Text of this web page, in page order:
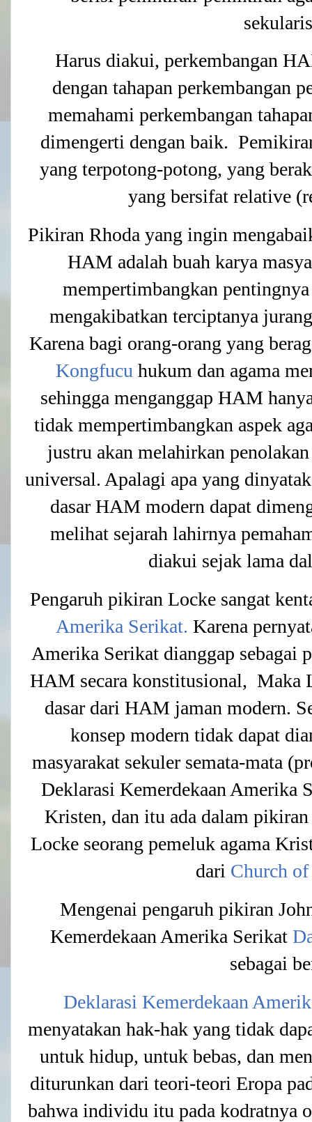
Harus diakui, perkembangan
dengan tahapan perkembangan
memahami perkembangan
dimengerti dengan baik.
yang terpotong-potong, yang
yang bersifat relative
Pikiran Rhoda yang ingin
HAM adalah buah karya
mempertimbangkan
mengakibatkan terciptanya
Karena bagi orang-orang yang
Kongfucuhukum dan agama
sehingga menganggap HAM
tidak mempertimbangkan aspek
justru akan melahirkan
universal. Apalagi apa yang
dasar HAM modern dapat
melihat sejarah lahirnya
diakui sejak lama
Pengaruh pikiran Locke sangat
Amerika Serikat. Karena
Amerika Serikat dianggap sebagai
HAM secara konstitusional, Maka
dasar dari HAM jaman modern.
konsep modern tidak dapat
masyarakat sekuler semata-mata
Deklarasi Kemerdekaan Amerika
Kristen, dan itu ada dalam
Locke seorang pemeluk agama
dari Church
Mengenai pengaruh pikiran
Kemerdekaan Amerika Serikat
sebagai
Deklarasi Kemerdekaan
menyatakan hak-hak yang tidak
untuk hidup, untuk bebas, dan
diturunkan dari teori-teori Eropa
bahwa individu itu pada kodratnya